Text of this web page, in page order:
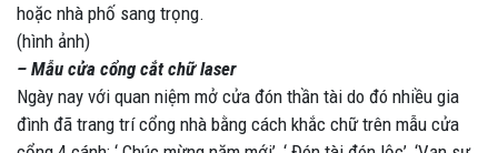
hoặc nhà phố sang trọng.
(hình ảnh)
– Mẫu cửa cổng cắt chữ laser
Ngày nay với quan niệm mở cửa đón thần tài do đó nhiều gia
đình đã trang trí cổng nhà bằng cách khắc chữ trên mẫu cửa